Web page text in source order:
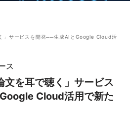
」サービスを開発──生成AIとGoogle Cloud活
ス
文を耳で聴く」サービス
Cloud活用で新た